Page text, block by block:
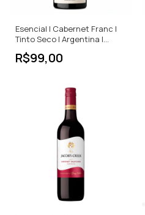
Esencial | Cabernet Franc |
Tinto Seco | Argentina |
R$99,00